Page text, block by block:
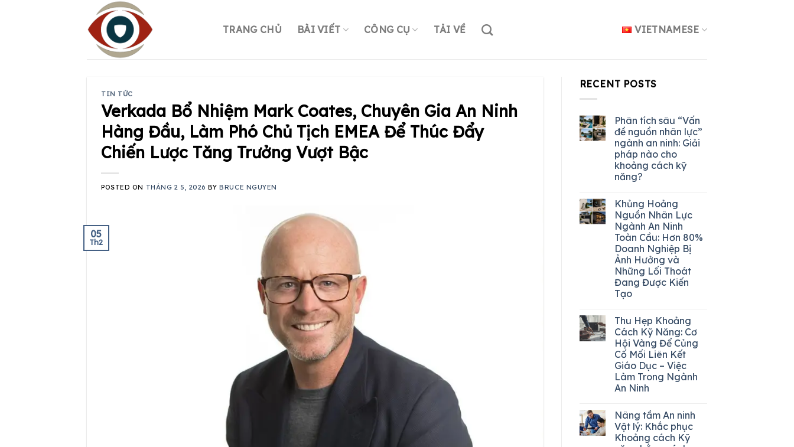
TRANG CHỦ BÀI VIẾT CÔNG CỤ TẢI VỀ VIETNAMESE
TIN TỨC
Verkada Bổ Nhiệm Mark Coates, Chuyên Gia An Ninh
Hàng Đầu, Làm Phó Chủ Tịch EMEA Để Thúc Đẩy
Chiến Lược Tăng Trưởng Vượt Bậc
POSTED ON THÁNG 2 5, 2026 BYBRUCE NGUYEN
05
Th2
RECENT POSTS
Phân tích sâu “Vấn
đề nguồn nhân lực”
ngành an ninh: Giải
pháp nào cho
khoảng cách kỹ
năng?
Khủng Hoảng
Nguồn Nhân Lực
Ngành An Ninh
Toàn Cầu: Hơn 80%
Doanh Nghiệp Bị
Ảnh Hưởng và
Những Lối Thoát
Đang Được Kiến
Tạo
Thu Hẹp Khoảng
Cách Kỹ Năng: Cơ
Hội Vàng Để Củng
Cố Mối Liên Kết
Giáo Dục – Việc
Làm Trong Ngành
An Ninh
Nâng tầm An ninh
Vật lý: Khắc phục
Khoảng cách Kỹ